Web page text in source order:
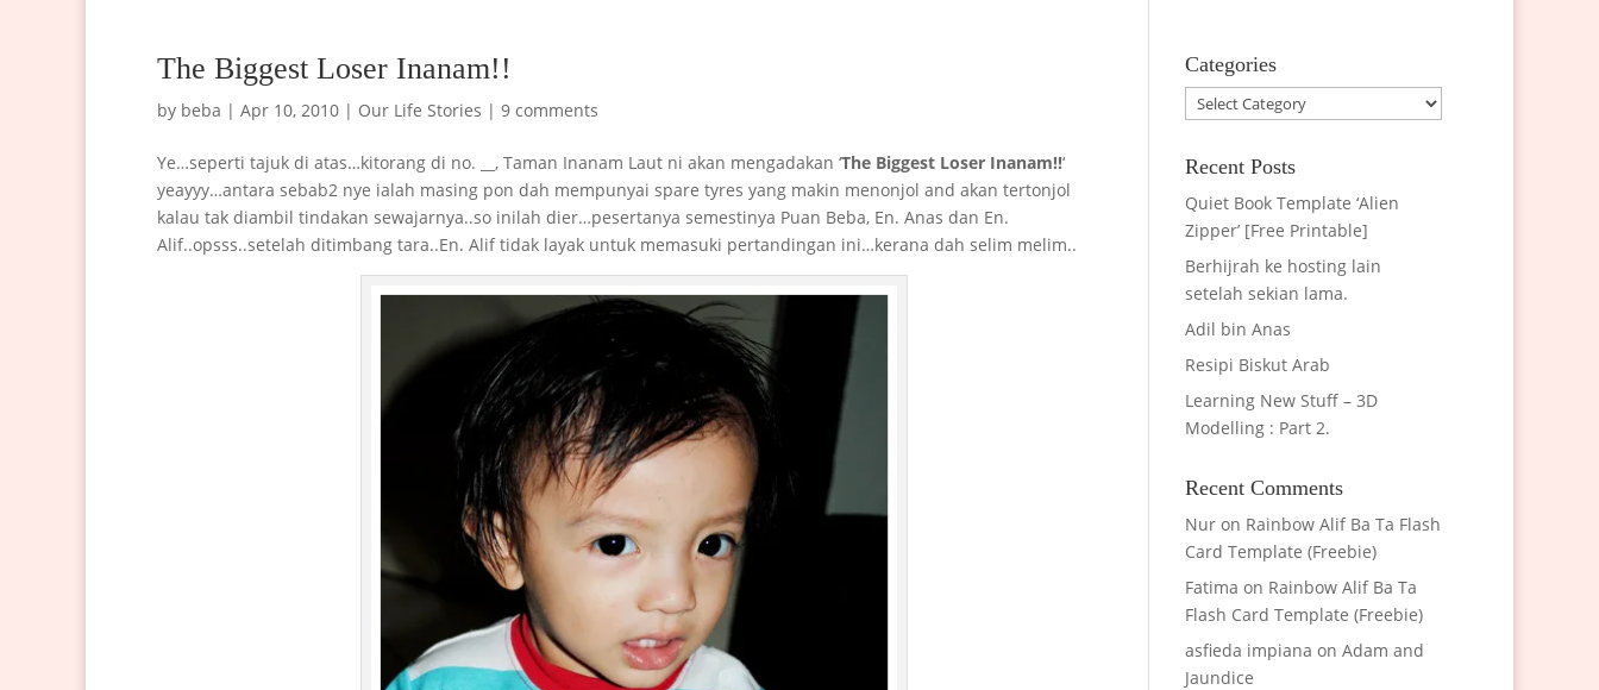
The Biggest Loser Inanam!!
by beba | Apr 10, 2010 | Our Life Stories | 9 comments
Ye…seperti tajuk di atas…kitorang di no. __, Taman Inanam Laut ni akan mengadakan ‘The Biggest Loser Inanam!!‘
yeayyy…antara sebab2 nye ialah masing pon dah mempunyai spare tyres yang makin menonjol and akan tertonjol
kalau tak diambil tindakan sewajarnya..so inilah dier…pesertanya semestinya Puan Beba, En. Anas dan En.
Alif..opsss..setelah ditimbang tara..En. Alif tidak layak untuk memasuki pertandingan ini…kerana dah selim melim..
Categories
Categories
Recent Posts
Quiet Book Template ‘Alien
Zipper’ [Free Printable]
Berhijrah ke hosting lain
setelah sekian lama.
Adil bin Anas
Resipi Biskut Arab
Learning New Stuff – 3D
Modelling : Part 2.
Recent Comments
Nur on Rainbow Alif Ba Ta Flash
Card Template (Freebie)
Fatima on Rainbow Alif Ba Ta
Flash Card Template (Freebie)
asfieda impiana onAdam and
Jaundice